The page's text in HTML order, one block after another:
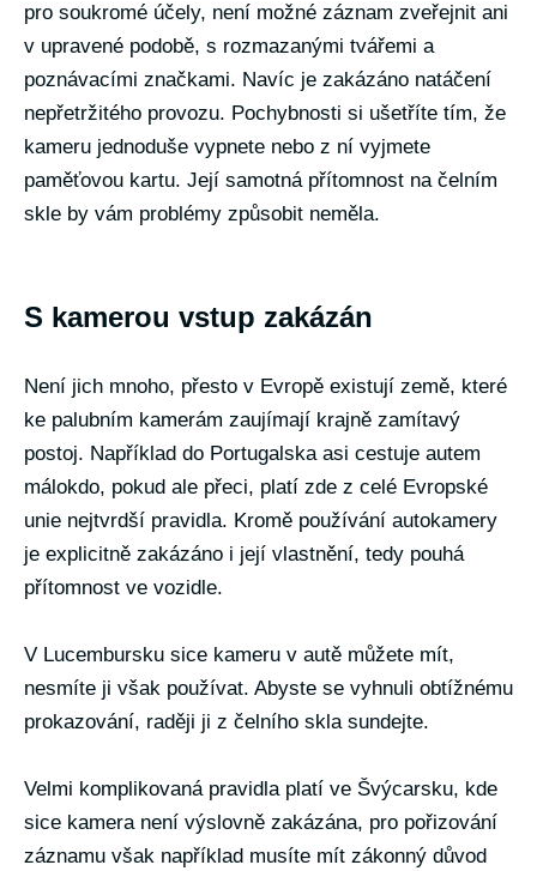
pro soukromé účely, není možné záznam zveřejnit ani
v upravené podobě, s rozmazanými tvářemi a
poznávacími značkami. Navíc je zakázáno natáčení
nepřetržitého provozu. Pochybnosti si ušetříte tím, že
kameru jednoduše vypnete nebo z ní vyjmete
paměťovou kartu. Její samotná přítomnost na čelním
skle by vám problémy způsobit neměla.
S kamerou vstup zakázán
Není jich mnoho, přesto v Evropě existují země, které
ke palubním kamerám zaujímají krajně zamítavý
postoj. Například do Portugalska asi cestuje autem
málokdo, pokud ale přeci, platí zde z celé Evropské
unie nejtvrdší pravidla. Kromě používání autokamery
je explicitně zakázáno i její vlastnění, tedy pouhá
přítomnost ve vozidle.
V Lucembursku sice kameru v autě můžete mít,
nesmíte ji však používat. Abyste se vyhnuli obtížnému
prokazování, raději ji z čelního skla sundejte.
Velmi komplikovaná pravidla platí ve Švýcarsku, kde
sice kamera není výslovně zakázána, pro pořizování
záznamu však například musíte mít zákonný důvod